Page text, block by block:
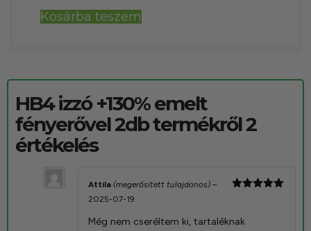
Kosárba teszem
HB4 izzó +130% emelt
fényerővel 2dbtermékről 2
értékelés
Attila (megerősített tulajdonos) –
2025-07-19
Még nem cseréltem ki, tartaléknak